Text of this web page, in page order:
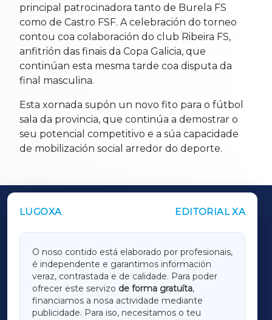
principal patrocinadora tanto de Burela FS
como de Castro FSF. A celebración do torneo
contou coa colaboración do club Ribeira FS,
anfitrión das finais da Copa Galicia, que
continúan esta mesma tarde coa disputa da
final masculina.
Esta xornada supón un novo fito para o fútbol
sala da provincia, que continúa a demostrar o
seu potencial competitivo e a súa capacidade
de mobilización social arredor do deporte.
LUGOXA EDITORIAL XA
O noso contido está elaborado por profesionais,
é independente e garantimos información
veraz, contrastada e de calidade. Para poder
ofrecer este servizo de forma gratuíta,
financiamos a nosa actividade mediante
publicidade. Para iso, necesitamos o teu
OUTROS PERIÓDICOS
LUGOXA
TERRACHAXA